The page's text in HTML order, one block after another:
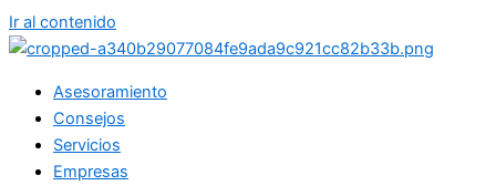
Ir al contenido
Asesoramiento
Consejos
Servicios
Empresas